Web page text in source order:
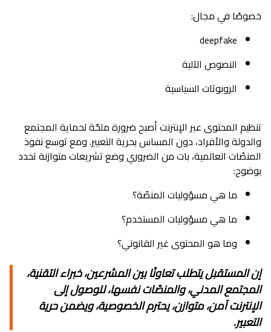
خصوصًا في مجال:
deepfake
النصوص الآلية
الروبوتات السياسية
تنظيم المحتوى عبر الإنترنت أصبح ضرورة ملحّة لحماية المجتمع
والدولة والأفراد، دون المساس بحرية التعبير. ومع توسع نفوذ
المنصّات العالمية، بات من الضروري وضع تشريعات متوازنة تحدد
بوضوح:
ما هي مسؤوليات المنصّة؟
ما هي مسؤوليات المستخدم؟
وما هو المحتوى غير القانوني؟
إن المستقبل يتطلب تعاونًا بين المشرعين، خبراء التقنية،
المجتمع المدني، والمنصّات نفسها، للوصول إلى
الإنترنت آمن، متوازن، يحترم الخصوصية، ويضمن حرية
التعبير.